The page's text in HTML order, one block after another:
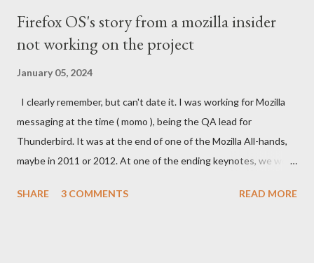
Firefox OS's story from a mozilla insider
not working on the project
January 05, 2024
I clearly remember, but can't date it. I was working for Mozilla
messaging at the time ( momo ), being the QA lead for
Thunderbird. It was at the end of one of the Mozilla All-hands,
maybe in 2011 or 2012. At one of the ending keynotes, we were
own the platform to run a mobile browser on. At the time, the
SHARE 3 COMMENTS READ MORE